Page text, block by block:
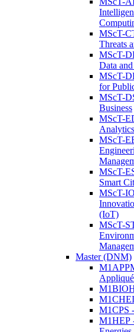
MScT-
Threats
MScT-
Data
MScT-
for
MScT-
Business
MScT-
MScT-
MScT-
Smart
MScT-
(IoT)
MScT-
Master (DNM)
M1CPS
M1HEP